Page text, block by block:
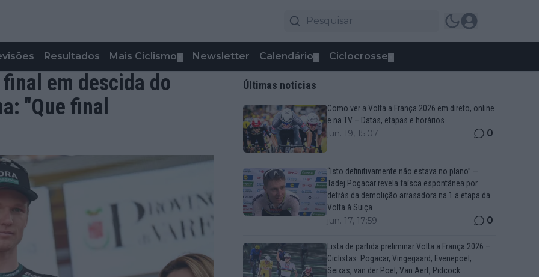
Resultados Mais Ciclismo Newsletter Calendário Ciclocrosse
em descida do
"Que final
Últimas notícias
Como ver a Volta a França 2026 em direto, online
e na TV – Datas, etapas e horários
jun. 19, 15:07 0
“Isto definitivamente não estava no plano” —
Tadej Pogacar revela faísca espontânea por
detrás da demolição arrasadora na 1.a etapa da
Volta à Suiça
jun. 17, 17:59 0
Lista de partida preliminar Volta a França 2026 –
Ciclistas: Pogacar, Vingegaard, Evenepoel,
Seixas, van der Poel, Van Aert, Pidcock...